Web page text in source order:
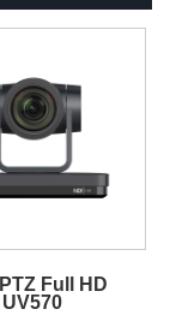
Full HD